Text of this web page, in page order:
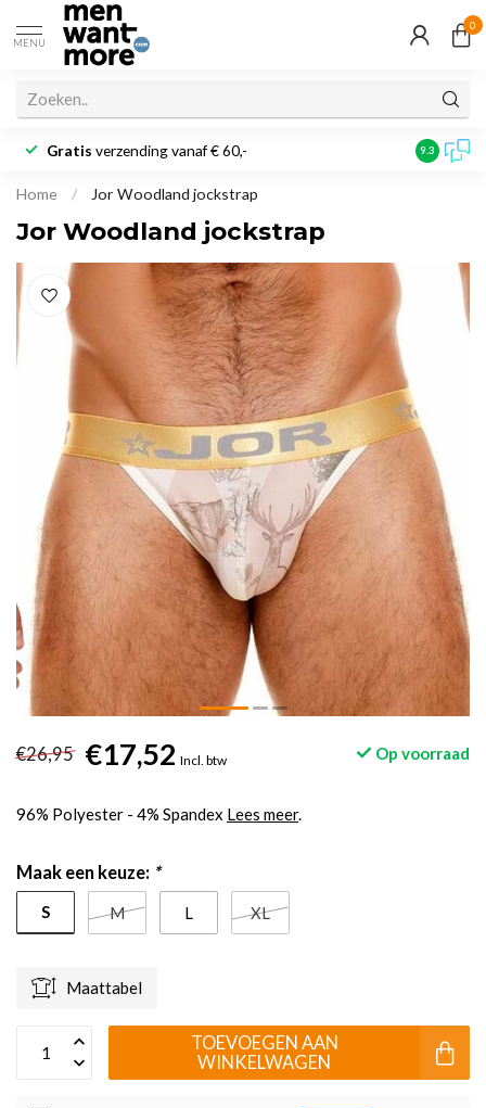
MENU
0
Gratis verzending vanaf € 60,- 9.3
Home / Jor Woodland jockstrap
Jor Woodland jockstrap
€26,95 €17,52 Incl. btw Op voorraad
96% Polyester - 4% Spandex Lees meer.
Maak een keuze: *
S M L XL
Maattabel
TOEVOEGEN AAN
WINKELWAGEN